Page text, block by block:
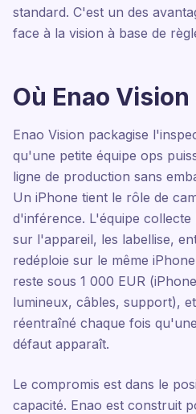
standard. C'est un des
face à la vision à base de
Où Enao
Enao Vision packagise
qu'une petite équipe ops
ligne de production sans
Un iPhone tient le rôle de
d'inférence. L'équipe collecte
sur l'appareil, les labellise,
redéploie sur le même
reste sous 1 000 EUR
lumineux, câbles, support),
réentraîné chaque fois
défaut apparaît.
Le compromis est dans le
capacité. Enao est construit